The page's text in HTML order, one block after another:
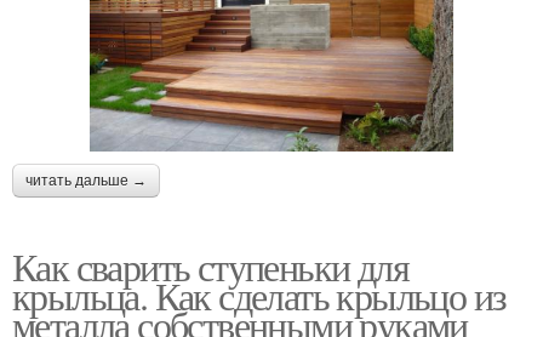
читать дальше →
Как сварить ступеньки для
крыльца. Как сделать крыльцо из
металла собственными руками